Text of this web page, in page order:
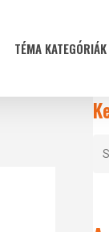
TÉMA KATEGÓRIÁK